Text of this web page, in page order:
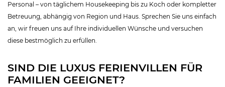
Personal – von täglichem Housekeeping bis zu Koch oder kompletter
Betreuung, abhängig von Region und Haus. Sprechen Sie uns einfach
an, wir freuen uns auf Ihre individuellen Wünsche und versuchen
diese bestmöglich zu erfüllen.
SIND DIE LUXUS FERIENVILLEN FÜR
FAMILIEN GEEIGNET?